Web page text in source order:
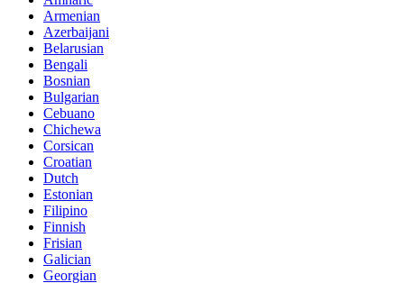
Armenian
Azerbaijani
Belarusian
Bengali
Bosnian
Bulgarian
Cebuano
Chichewa
Corsican
Croatian
Dutch
Estonian
Filipino
Finnish
Frisian
Galician
Georgian